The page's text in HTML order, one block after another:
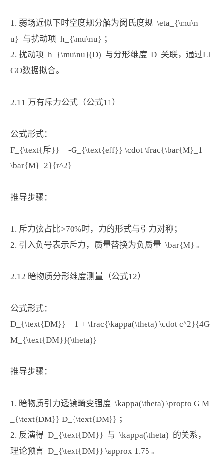
1. 弱场近似下时空度规分解为闵氏度规 \eta_{\mu\n
u} 与扰动项 h_{\mu\nu} ；
2. 扰动项 h_{\mu\nu}(D) 与分形维度 D 关联，通过LI
GO数据拟合。
2.11 万有斥力公式（公式11）
公式形式：
F_{\text{斥}} = -G_{\text{eff}} \cdot \frac{\bar{M}_1
\bar{M}_2}{r^2}
推导步骤：
1. 斥力弦占比>70%时，力的形式与引力对称；
2. 引入负号表示斥力，质量替换为负质量 \bar{M} 。
2.12 暗物质分形维度测量（公式12）
公式形式：
D_{\text{DM}} = 1 + \frac{\kappa(\theta) \cdot c^2}{4G
M_{\text{DM}}(\theta)}
推导步骤：
1. 暗物质引力透镜畸变强度 \kappa(\theta) \propto G M
_{\text{DM}} D_{\text{DM}} ；
2. 反演得 D_{\text{DM}} 与 \kappa(\theta) 的关系，
理论预言 D_{\text{DM}} \approx 1.75 。